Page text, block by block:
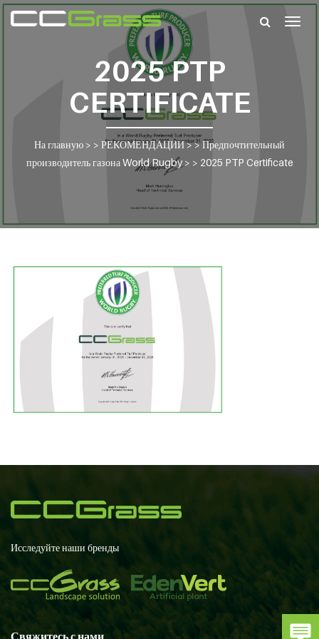
2025 PTP
CERTIFICATE
На главную > > РЕКОМЕНДАЦИИ> >Предпочтительный
производитель газона World Rugby> > 2025 PTP Certificate
Исследуйте наши бренды